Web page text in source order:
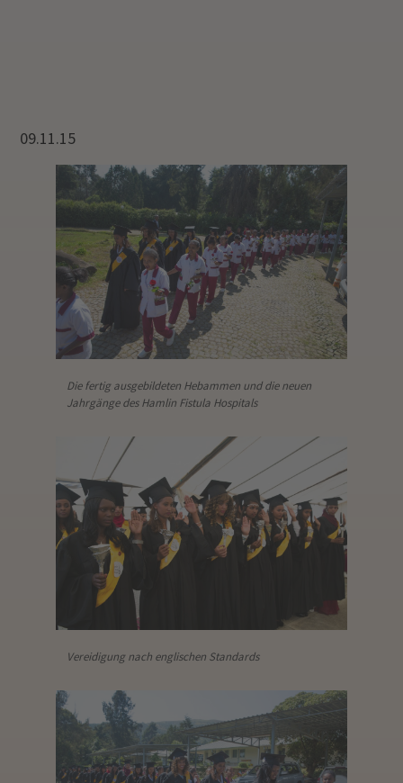
09.11.15
Die fertig ausgebildeten Hebammen und die neuen
Jahrgänge des Hamlin Fistula Hospitals
Vereidigung nach englischen Standards